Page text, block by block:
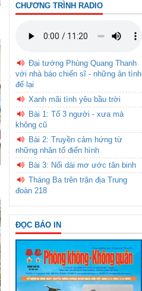
CHƯƠNG TRÌNH RADIO
Đại tướng Phùng Quang Thanh
với nhà báo chiến sĩ - những ân tình
để lại
Xanh mãi tình yêu bầu trời
Bài 1: Tổ 3 người - xưa mà
không cũ
Bài 2: Truyền cảm hứng từ
những nhân tố điển hình
Bài 3: Nối dài mơ ước tân binh
Tháng Ba trên trận địa Trung
đoàn 218
ĐỌC BÁO IN